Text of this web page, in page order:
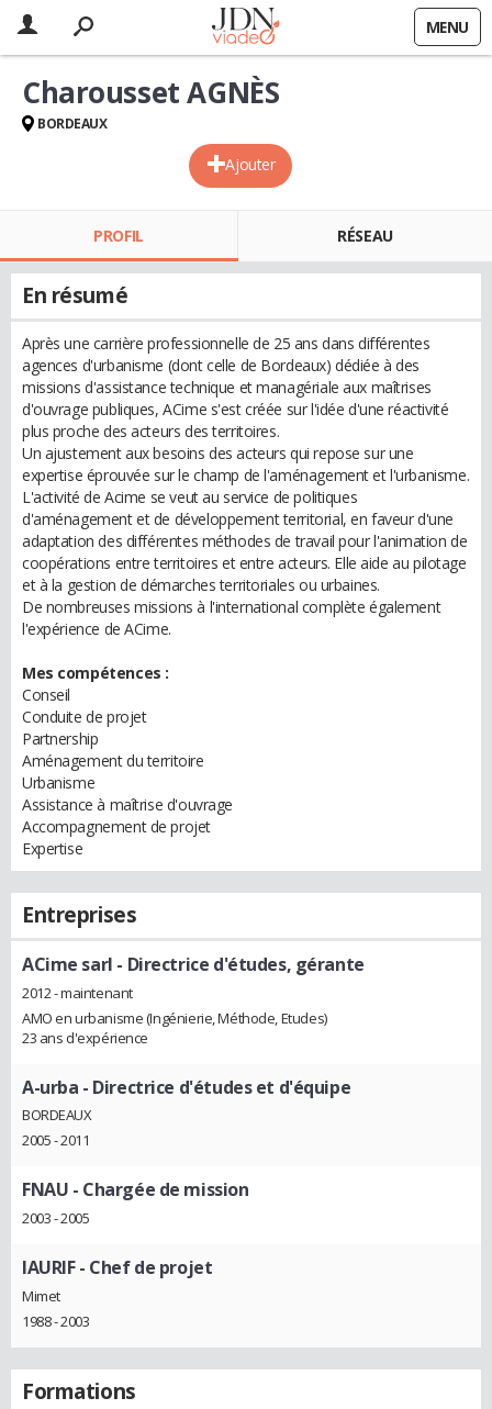
MENU
Ajouter
Charousset AGNÈS
BORDEAUX
PROFIL RÉSEAU
En résumé
Après une carrière professionnelle de 25 ans dans différentes
agences d'urbanisme (dont celle de Bordeaux) dédiée à des
missions d'assistance technique et managériale aux maîtrises
d'ouvrage publiques, ACime s'est créée sur l'idée d'une réactivité
plus proche des acteurs des territoires.
Un ajustement aux besoins des acteurs qui repose sur une
expertise éprouvée sur le champ de l'aménagement et l'urbanisme.
L'activité de Acime se veut au service de politiques
d'aménagement et de développement territorial, en faveur d'une
adaptation des différentes méthodes de travail pour l'animation de
coopérations entre territoires et entre acteurs. Elle aide au pilotage
et à la gestion de démarches territoriales ou urbaines.
De nombreuses missions à l'international complète également
l'expérience de ACime.
Mes compétences :
Conseil
Conduite de projet
Partnership
Aménagement du territoire
Urbanisme
Assistance à maîtrise d'ouvrage
Accompagnement de projet
Expertise
Entreprises
ACime sarl - Directrice d'études, gérante
2012 - maintenant
AMO en urbanisme (Ingénierie, Méthode, Etudes)
23 ans d'expérience
A-urba - Directrice d'études et d'équipe
BORDEAUX
2005 - 2011
FNAU - Chargée de mission
2003 - 2005
IAURIF- Chef de projet
Mimet
1988 - 2003
Formations